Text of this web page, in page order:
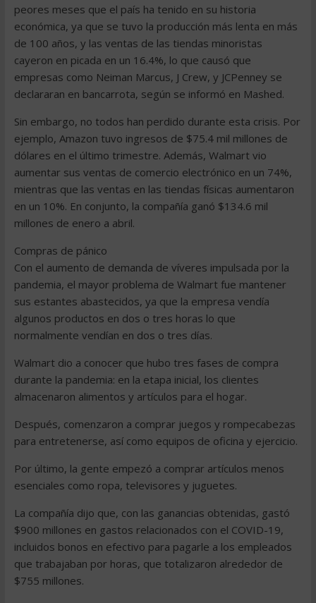
peores meses que el país ha tenido en su historia
económica, ya que se tuvo la producción más lenta en más
de 100 años, y las ventas de las tiendas minoristas
cayeron en picada en un 16.4%, lo que causó que
empresas como Neiman Marcus, J Crew, y JCPenney se
declararan en bancarrota, según se informó en Mashed.
Sin embargo, no todos han perdido durante esta crisis. Por
ejemplo, Amazon tuvo ingresos de $75.4 mil millones de
dólares en el último trimestre. Además, Walmart vio
aumentar sus ventas de comercio electrónico en un 74%,
mientras que las ventas en las tiendas físicas aumentaron
en un 10%. En conjunto, la compañía ganó $134.6 mil
millones de enero a abril.
Compras de pánico
Con el aumento de demanda de víveres impulsada por la
pandemia, el mayor problema de Walmart fue mantener
sus estantes abastecidos, ya que la empresa vendía
algunos productos en dos o tres horas lo que
normalmente vendían en dos o tres días.
Walmart dio a conocer que hubo tres fases de compra
durante la pandemia: en la etapa inicial, los clientes
almacenaron alimentos y artículos para el hogar.
Después, comenzaron a comprar juegos y rompecabezas
para entretenerse, así como equipos de oficina y ejercicio.
Por último, la gente empezó a comprar artículos menos
esenciales como ropa, televisores y juguetes.
La compañía dijo que, con las ganancias obtenidas, gastó
$900 millones en gastos relacionados con el COVID-19,
incluidos bonos en efectivo para pagarle a los empleados
que trabajaban por horas, que totalizaron alrededor de
$755 millones.